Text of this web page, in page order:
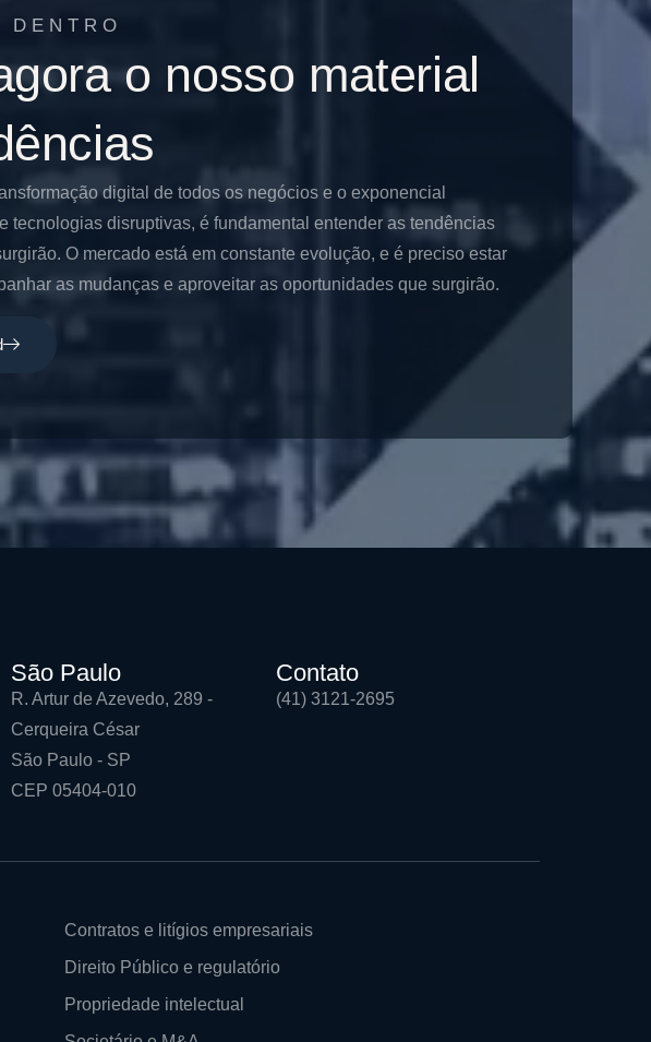
o nosso material
digital de todos os negócios e o exponencial
tecnologias disruptivas, é fundamental entender as tendências
O mercado está em constante evolução, e é preciso estar
as mudanças e aproveitar as oportunidades que surgirão.
São Paulo
R. Artur de Azevedo, 289 -
Cerqueira César
São Paulo - SP
CEP 05404-010
Contato
(41) 3121-2695
Contratos e litígios empresariais
Direito Público e regulatório
Propriedade intelectual